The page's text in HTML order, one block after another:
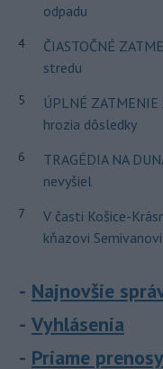
odpadu
4
ČIASTOČNÉ
stredu
5
ÚPLNÉ
hrozia dôsledky
6
TRAGÉDIA NA
nevyšiel
7
V časti Košice-
kňazovi Semivanovi
Najnovšie
Vyhlásenia
Priame